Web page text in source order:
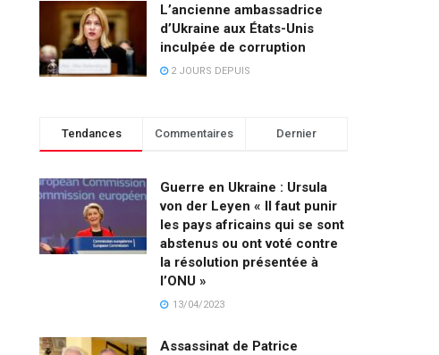
L’ancienne ambassadrice
d’Ukraine aux États-Unis
inculpée de corruption
2 JOURS DEPUIS
Tendances Commentaires Dernier
Guerre en Ukraine : Ursula
von der Leyen « Il faut punir
les pays africains qui se sont
abstenus ou ont voté contre
la résolution présentée à
l’ONU »
13/04/2023
Assassinat de Patrice